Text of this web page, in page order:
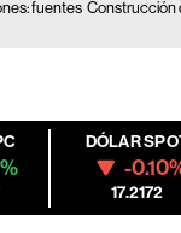
fuentes Construcción
DÓLAR
-
17.2172